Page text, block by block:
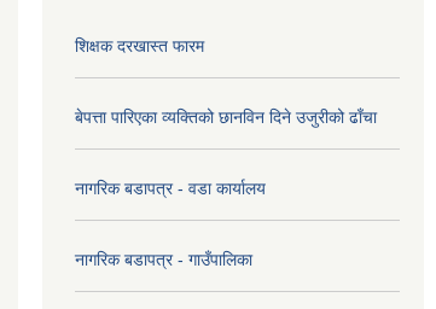
शिक्षक दरखास्त फारम
बेपत्ता पारिएका व्यक्तिको छानविन दिने उजुरीको ढाँचा
नागरिक बडापत्र - वडा कार्यालय
नागरिक बडापत्र - गाउँपालिका